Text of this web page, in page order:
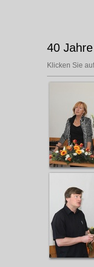
40
Klicken Sie